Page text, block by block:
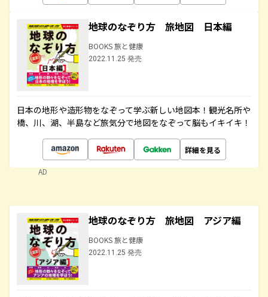
地球のなぞり方 旅地図 日本編
BOOKS 旅と健康
2022.11.25 発売
日本の地形や造形物をなぞって学ぶ新しい地図本！観光名所や
橋、川、湖、半島など旅気分で地図をなぞって脳もイキイキ！
詳細を見る
AD
地球のなぞり方 旅地図 アジア編
BOOKS 旅と健康
2022.11.25 発売